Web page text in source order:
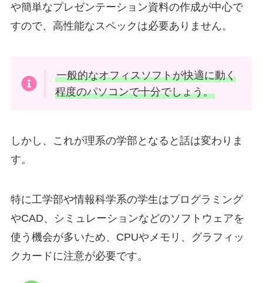
や簡単なプレゼンテーション資料の作成が中心で
すので、高性能なスペックは必要ありません。
一般的なオフィスソフトが快適に動く
程度のパソコンで十分でしょう。
しかし、これが理系の学部となると話は変わりま
す。
特に工学部や情報科学系の学生はプログラミング
やCAD、シミュレーションなどのソフトウェアを
使う機会が多いため、CPUやメモリ、グラフィッ
クカードに注意が必要です。